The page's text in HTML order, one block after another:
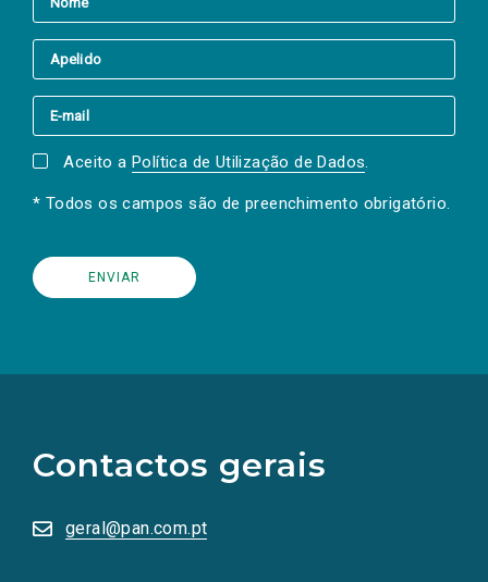
Aceito a Política de Utilização de Dados.
* Todos os campos são de preenchimento obrigatório.
Contactos gerais
geral@pan.com.pt
redes
sociais
numa
nova